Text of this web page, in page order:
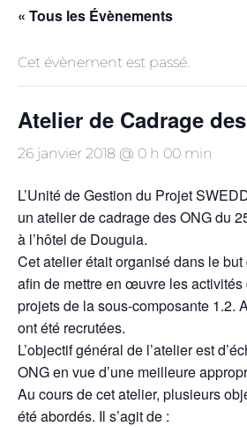
« Tous les Évènements
Cet évènement est passé.
Atelier de Cadrage
26 janvier 2018 @ 0 h 00 min
L’Unité de Gestion du Projet
un atelier de cadrage des ONG du
à l’hôtel de Douguia.
Cet atelier était organisé dans le
afin de mettre en œuvre les activités
projets de la sous-composante 1.2.
ont été recrutées.
L’objectif général de l’atelier est
ONG en vue d’une meilleure
Au cours de cet atelier, plusieurs
été abordés. Il s’agit de :